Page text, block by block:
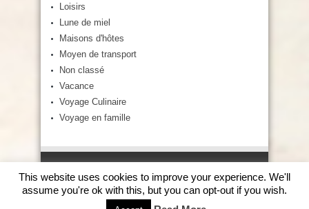
Loisirs
Lune de miel
Maisons d'hôtes
Moyen de transport
Non classé
Vacance
Voyage Culinaire
Voyage en famille
This website uses cookies to improve your experience. We'll
assume you're ok with this, but you can opt-out if you wish.